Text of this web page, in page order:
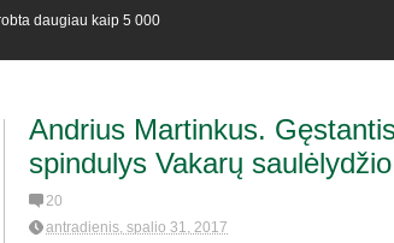
kaip 5 000
Andrius Martinkus.
spindulys Vakarų
20
antradienis, spalio 31, 2017